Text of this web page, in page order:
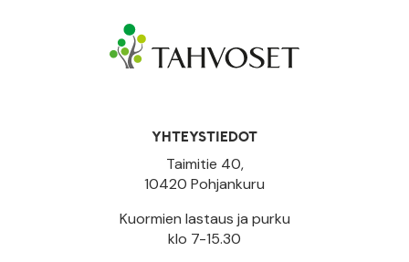
YHTEYSTIEDOT
Taimitie 40,
10420 Pohjankuru
Kuormien lastaus ja purku
klo 7-15.30